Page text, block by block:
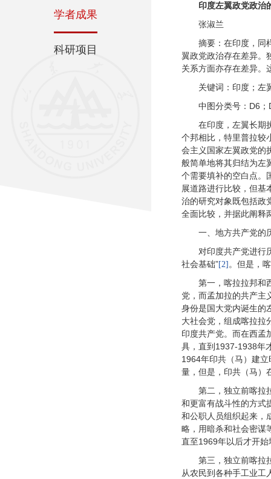
学者成果
科研项目
印度左翼政党政治
张淑兰
摘要：在印度，同
翼政党政治存在差异。
关系方面亦存在差异。
关键词：印度；左
中图分类号：D6
在印度，左翼长期
个邦相比，特里普拉较
会主义国家左翼政党的
般简单地将其归结为左
个需要填补的空白点。
展道路进行比较，但基
治的研究对象既包括政
全面比较，并据此阐释
一、地方共产党的
对印度共产党进行
社会基础”[2] 。但是，
第一，喀拉拉邦和
党，而孟加拉的共产主
身份是国大党内诞生的
大社会党，组成喀拉拉
印度共产党。而在西孟
具，直到1937-1938年
1964年印共（马）建
量，但是，印共（马）
第二，独立前喀拉
和更富有战斗性的方式
和公职人员组织起来，
略，用暗杀和社会密谋
直至1969年以后才开
第三，独立前喀拉
从农民到各种手工业工